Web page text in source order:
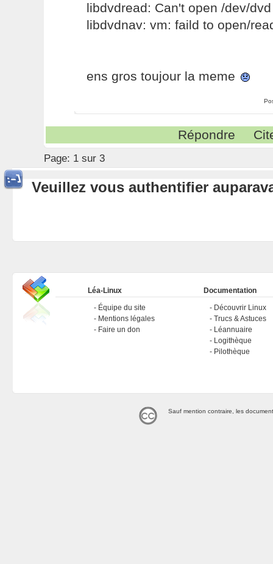
libdvdread: Can't open /dev/
libdvdnav: vm: faild to open/
ens gros toujour la meme
Répondre
Page: 1 sur 3
Veuillez vous authentifier
Léa-Linux
Équipe du site
Mentions légales
Faire un don
Documentation
Découvrir Linux
Trucs & Astuces
Léannuaire
Logithèque
Pilothèque
Sauf mention contraire, les